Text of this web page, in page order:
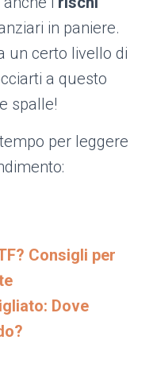
in paniere.
un certo livello di
a questo
spalle!
per leggere
Consigli per
Dove